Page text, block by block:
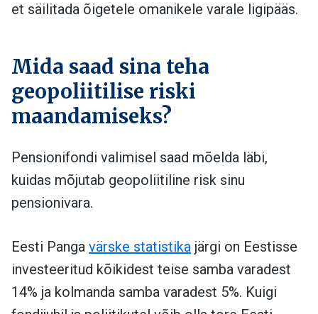
et säilitada õigetele omanikele varale ligipääs.
Mida saad sina teha
geopoliitilise riski
maandamiseks?
Pensionifondi valimisel saad mõelda läbi,
kuidas mõjutab geopoliitiline risk sinu
pensionivara.
Eesti Panga värske statistika järgi on Eestisse
investeeritud kõikidest teise samba varadest
14% ja kolmanda samba varadest 5%. Kuigi